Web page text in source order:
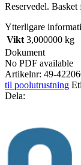
316
Reservedel.
Ytterligare
Vikt 3,000000 kg
Dokument
No PDF available
Artikelnr: 49-
til poolutrustning
Dela: